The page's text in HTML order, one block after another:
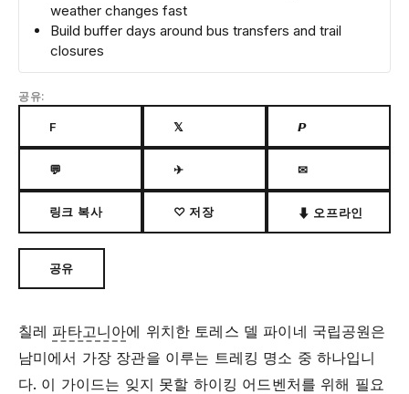
weather changes fast
Build buffer days around bus transfers and trail
closures
공유:
F 𝕏 𝙋
💬 ✈ ✉
링크 복사 ♡ 저장 ⬇ 오프라인
공유
칠레 파타고니아에 위치한 토레스 델 파이네 국립공원은
남미에서 가장 장관을 이루는 트레킹 명소 중 하나입니
다. 이 가이드는 잊지 못할 하이킹 어드벤처를 위해 필요